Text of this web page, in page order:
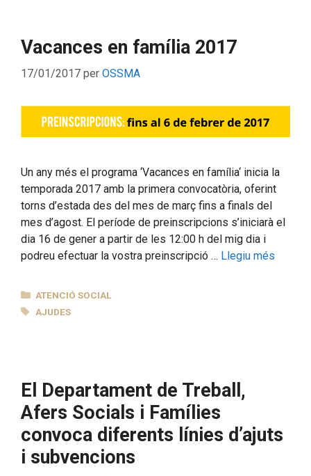
Vacances en família 2017
17/01/2017 per OSSMA
Un any més el programa ‘Vacances en família‘ inicia la
temporada 2017 amb la primera convocatòria, oferint
torns d’estada des del mes de març fins a finals del
mes d’agost. El període de preinscripcions s’iniciarà el
dia 16 de gener a partir de les 12:00 h del mig dia i
podreu efectuar la vostra preinscripció … Llegiu més
CATEGORIES
ATENCIÓ SOCIAL
ETIQUETES
AJUDES
El Departament de Treball,
Afers Socials i Famílies
convoca diferents línies d’ajuts
i subvencions